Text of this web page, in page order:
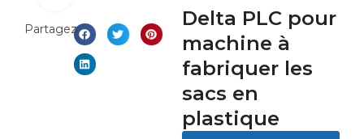
Partagez:
Delta PLC pour
machine à
fabriquer les
sacs en
plastique